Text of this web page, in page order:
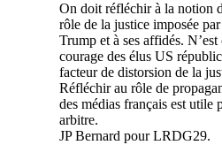
On doit réfléchir à la notion
rôle de la justice imposée
Trump et à ses affidés.
courage des élus US
facteur de distorsion de la
Réfléchir au rôle de
des médias français est utile
arbitre.
JP Bernard pour LRDG29.